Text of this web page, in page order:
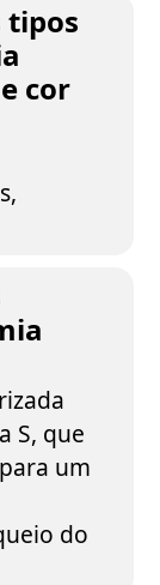
tipos
cor
S, que
um
do